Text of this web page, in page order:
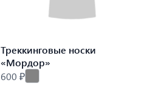
Треккинговые носки
«Мордор»
600 ₽